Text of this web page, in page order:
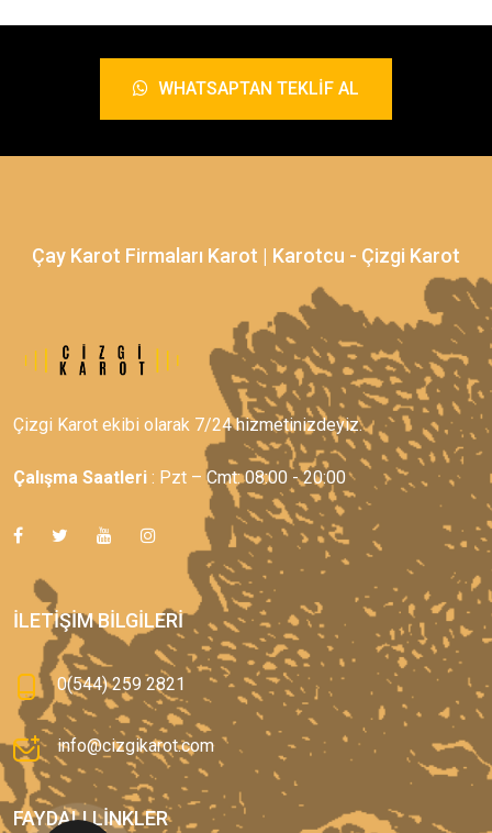
WHATSAPTAN TEKLIF AL
Çay Karot Firmaları Karot | Karotcu - Çizgi Karot
Çizgi Karot ekibi olarak 7/24 hizmetinizdeyiz.
Çalışma Saatleri : Pzt – Cmt: 08:00 - 20:00
İLETIŞIM BILGILERI
0(544) 259 2821
info@cizgikarot.com
FAYDALI LINKLER